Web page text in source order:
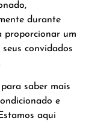
durante
proporcionar um
convidados
saber mais
e
aqui